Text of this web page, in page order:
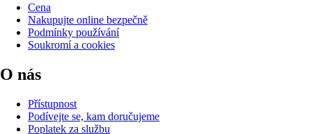
Cena
Nakupujte online bezpečně
Podmínky používání
Soukromí a cookies
O nás
Přístupnost
Podívejte se, kam doručujeme
Poplatek za službu